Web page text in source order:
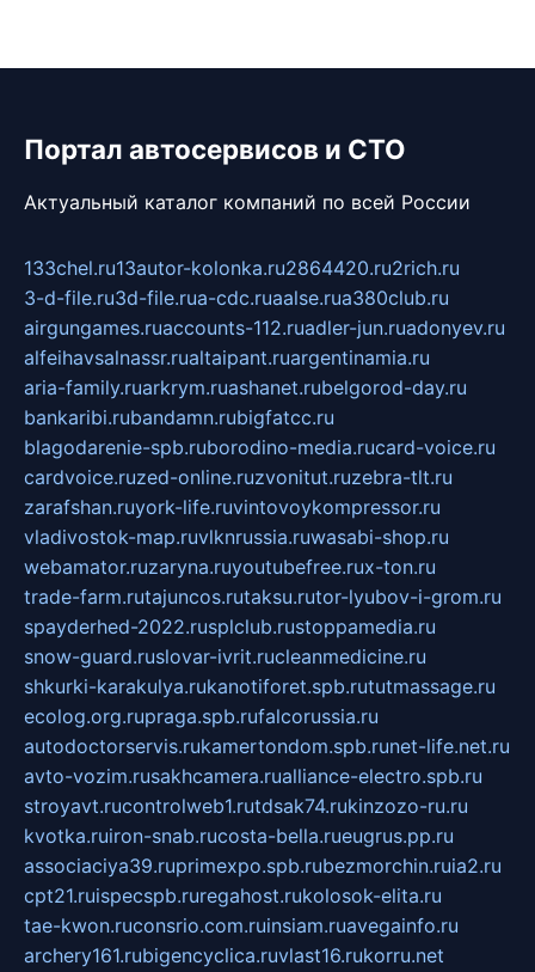
Портал автосервисов и СТО
Актуальный каталог компаний по всей России
133chel.ru13autor-kolonka.ru2864420.ru2rich.ru
3-d-file.ru3d-file.rua-cdc.ruaalse.rua380club.ru
airgungames.ruaccounts-112.ruadler-jun.ruadonyev.ru
alfeihavsalnassr.rualtaipant.ruargentinamia.ru
aria-family.ruarkrym.ruashanet.rubelgorod-day.ru
bankaribi.rubandamn.rubigfatcc.ru
blagodarenie-spb.ruborodino-media.rucard-voice.ru
cardvoice.ruzed-online.ruzvonitut.ruzebra-tlt.ru
zarafshan.ruyork-life.ruvintovoykompressor.ru
vladivostok-map.ruvlknrussia.ruwasabi-shop.ru
webamator.ruzaryna.ruyoutubefree.rux-ton.ru
trade-farm.rutajuncos.rutaksu.rutor-lyubov-i-grom.ru
spayderhed-2022.rusplclub.rustoppamedia.ru
snow-guard.ruslovar-ivrit.rucleanmedicine.ru
shkurki-karakulya.rukanotiforet.spb.rututmassage.ru
ecolog.org.rupraga.spb.rufalcorussia.ru
autodoctorservis.rukamertondom.spb.runet-life.net.ru
avto-vozim.rusakhcamera.rualliance-electro.spb.ru
stroyavt.rucontrolweb1.rutdsak74.rukinzozo-ru.ru
kvotka.ruiron-snab.rucosta-bella.rueugrus.pp.ru
associaciya39.ruprimexpo.spb.rubezmorchin.ruia2.ru
cpt21.ruispecspb.ruregahost.rukolosok-elita.ru
tae-kwon.ruconsrio.com.ruinsiam.ruavegainfo.ru
archery161.rubigencyclica.ruvlast16.rukorru.net